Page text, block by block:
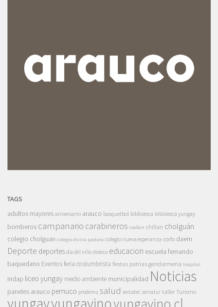
TAGS
adultos mayores aniversario arauco basquetbol biblioteca biblioteca yungay
bomberos campanario carabineros cesfam chillan cholguán
colegio cholguan colegio divina pastora colegio nueva esperanza corfo daem
Deporte deportes dia del niño dideco educacion escuela fernando
baquedano Eventosferia costumbrista fiestas patrias gendarmeria hospital
indap liceo yungay medio ambiente municipalidad Noticias
paneles arauco pemuco prodemu salud sercotec sernatur taller Turismo